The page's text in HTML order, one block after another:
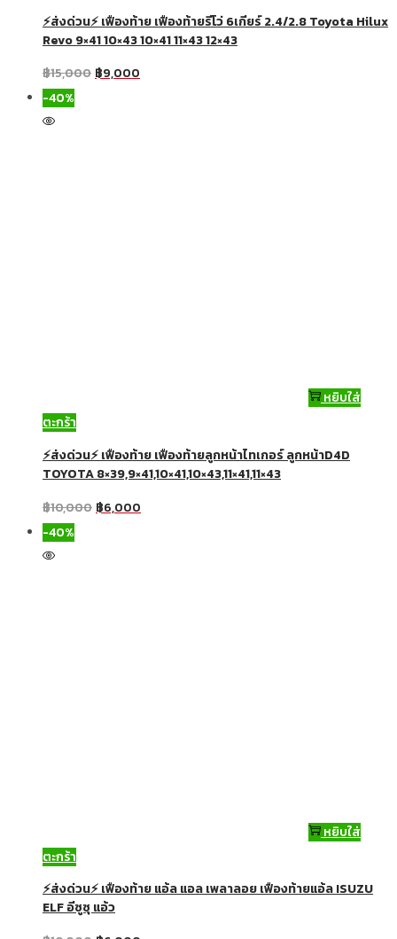
⚡ส่งด่วน⚡ เฟืองท้าย เฟืองท้ายรีโว่ 6เกียร์ 2.4/2.8 Toyota Hilux
Revo 9×41 10×43 10×41 11×43 12×43
฿15,000฿9,000
-40%
หยิบใส่
ตะกร้า
⚡ส่งด่วน⚡ เฟืองท้าย เฟืองท้ายลูกหน้าไทเกอร์ ลูกหน้าD4D
TOYOTA 8×39,9×41,10×41,10×43,11×41,11×43
฿10,000 ฿6,000
-40%
หยิบใส่
ตะกร้า
⚡ส่งด่วน⚡ เฟืองท้าย แอ้ล แอล เพลาลอย เฟืองท้ายแอ้ล ISUZU
ELF อีซูซุ แอ้ว